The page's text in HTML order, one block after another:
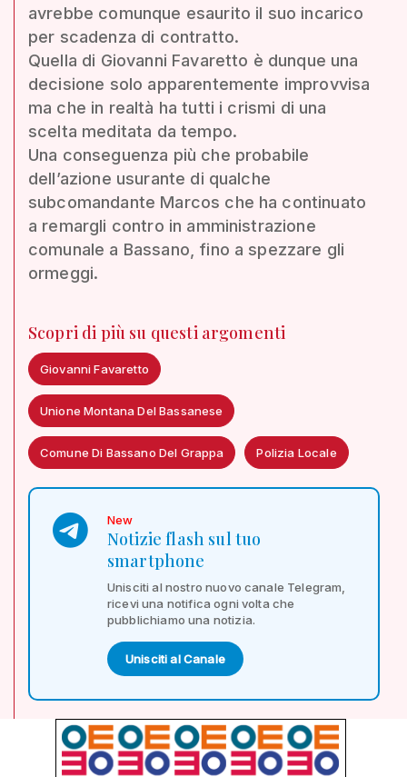
avrebbe comunque esaurito il suo incarico
per scadenza di contratto.
Quella di Giovanni Favaretto è dunque una
decisione solo apparentemente improvvisa
ma che in realtà ha tutti i crismi di una
scelta meditata da tempo.
Una conseguenza più che probabile
dell’azione usurante di qualche
subcomandante Marcos che ha continuato
a remargli contro in amministrazione
comunale a Bassano, fino a spezzare gli
ormeggi.
Scopri di più su questi argomenti
Giovanni Favaretto
Unione Montana Del Bassanese
Comune Di Bassano Del Grappa Polizia Locale
New
Notizie flash sul tuo
smartphone
Unisciti al nostro nuovo canale Telegram,
ricevi una notifica ogni volta che
pubblichiamo una notizia.
Unisciti al Canale